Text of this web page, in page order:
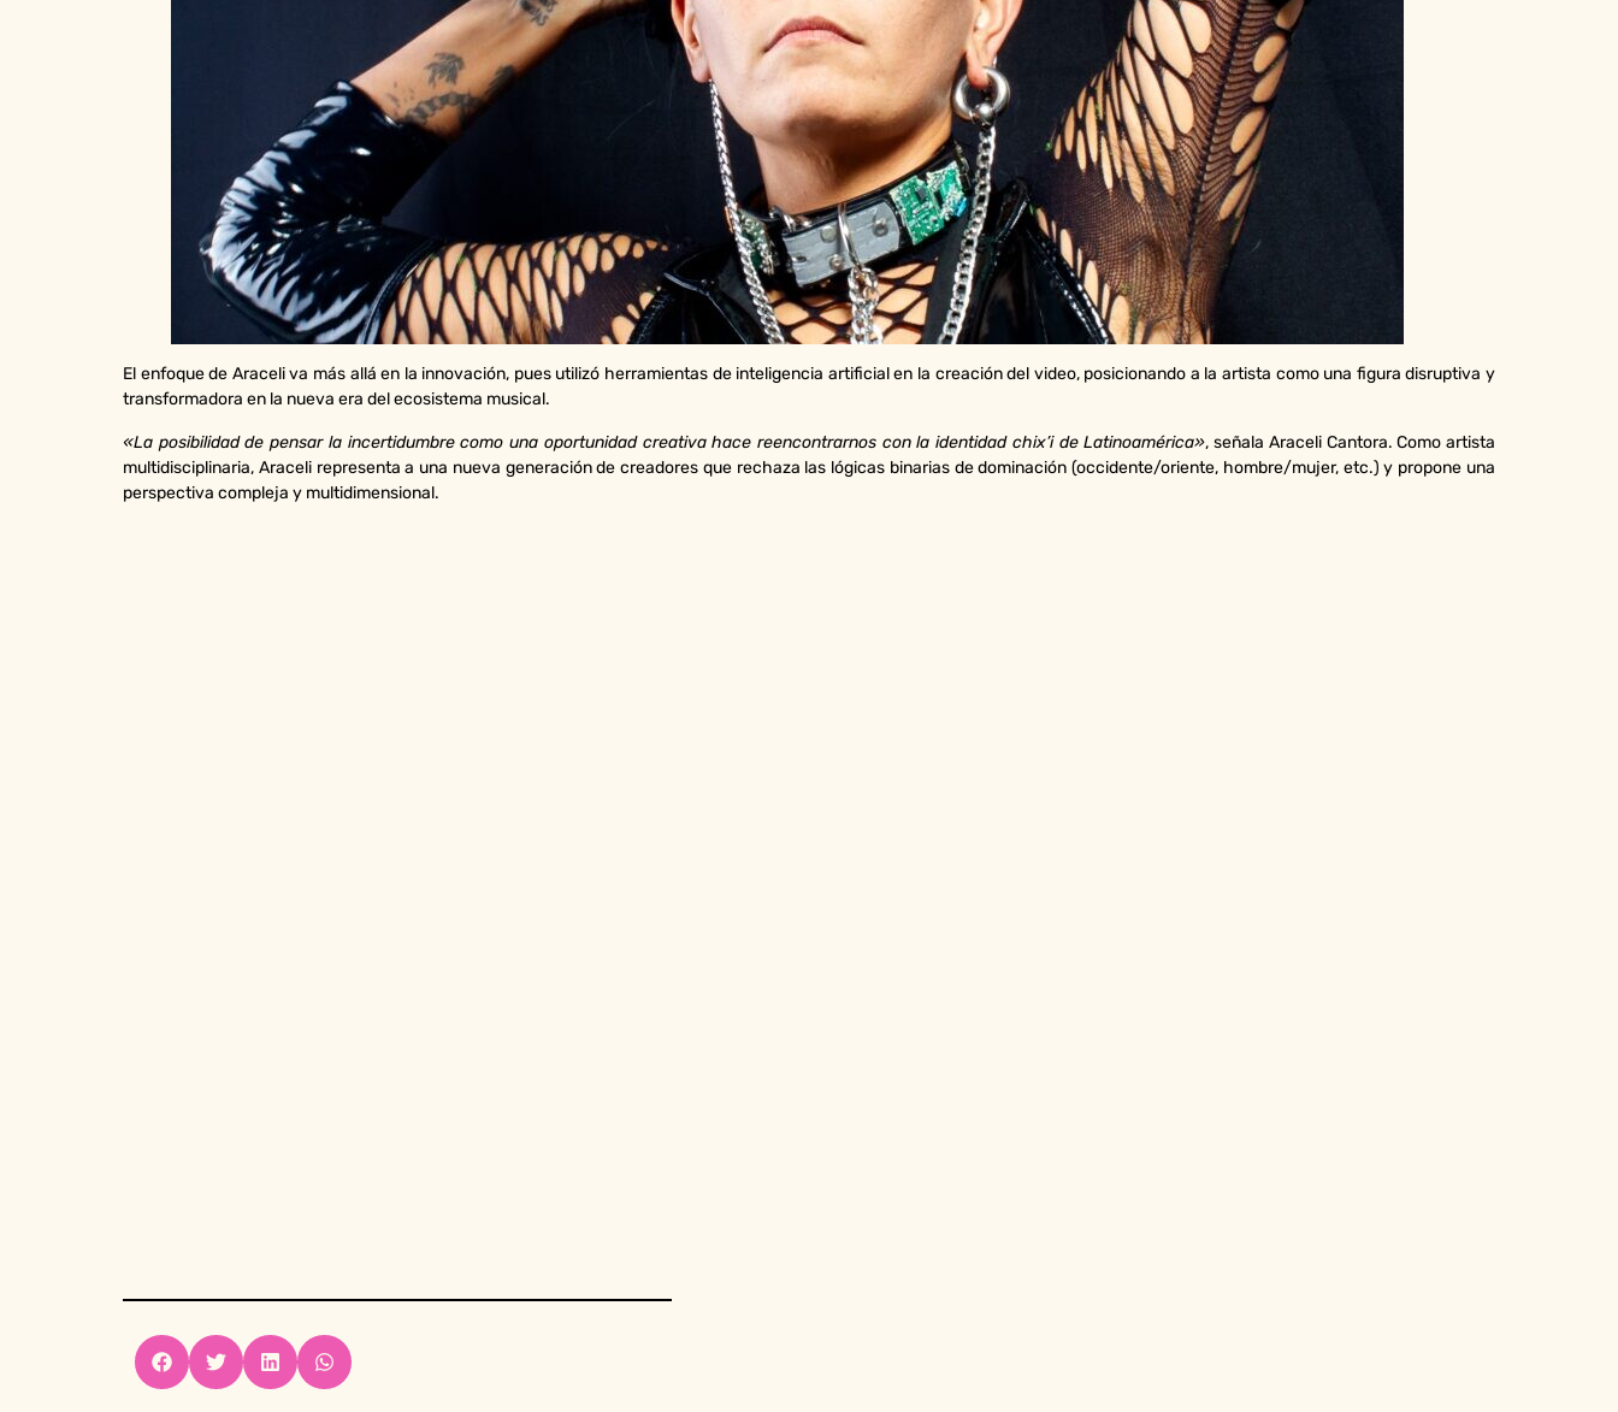
El enfoque de Araceli va más allá en la innovación, pues utilizó herramientas de inteligencia artificial en la creación del video, posicionando a la artista como una figura disruptiva y
transformadora en la nueva era del ecosistema musical.
«La posibilidad de pensar la incertidumbre como una oportunidad creativa hace reencontrarnos con la identidad chix’i de Latinoamérica», señala Araceli Cantora. Como artista
multidisciplinaria, Araceli representa a una nueva generación de creadores que rechaza las lógicas binarias de dominación (occidente/oriente, hombre/mujer, etc.) y propone una
perspectiva compleja y multidimensional.